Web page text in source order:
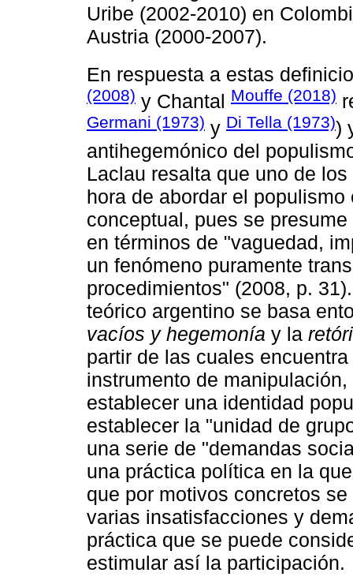
Uribe (2002-2010) en
Austria (2000-2007).
En respuesta a estas
(2008) y Chantal Mouffe (2018)
Germani (1973) y Di Tella (1973))
antihegemónico del
Laclau resalta que uno de
hora de abordar el
conceptual, pues se
en términos de "vaguedad,
un fenómeno puramente
procedimientos" (2008, p.
teórico argentino se basa
vacíos y hegemonía y la
partir de las cuales
instrumento de
establecer una identidad
establecer la "unidad de
una serie de "demandas
una práctica política en la
que por motivos concretos
varias insatisfacciones y
práctica que se puede
estimular así la participación.